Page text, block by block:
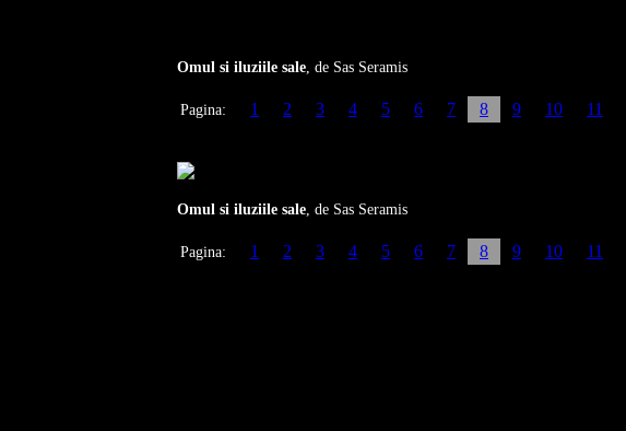
Omul si iluziile sale, de Sas Seramis
Pagina: 1 2 3 4 5 6 7 8 9 10 11
Omul si iluziile sale, de Sas Seramis
Pagina: 1 2 3 4 5 6 7 8 9 10 11